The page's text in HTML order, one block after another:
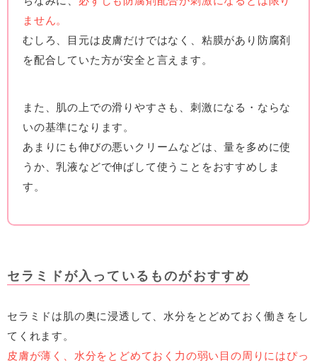
ません。
むしろ、目元は皮膚だけではなく、粘膜があり防腐剤
を配合していた方が安全と言えます。
また、肌の上での滑りやすさも、刺激になる・ならな
いの基準になります。
あまりにも伸びの悪いクリームなどは、量を多めに使
うか、乳液などで伸ばして使うことをおすすめしま
す。
セラミドが入っているものがおすすめ
セラミドは肌の奥に浸透して、水分をとどめておく働きをし
てくれます。
皮膚が薄く、水分をとどめておく力の弱い目の周りにはぴっ